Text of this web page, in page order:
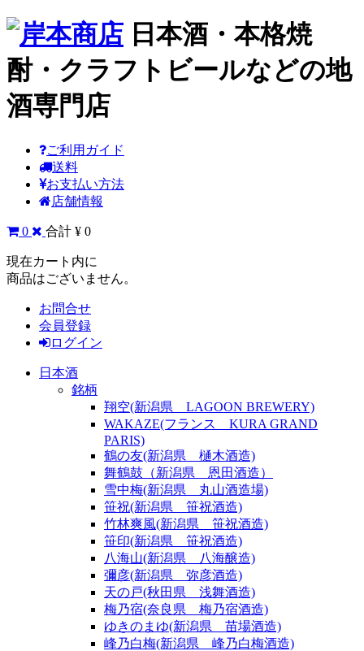
日本酒・本格焼
酎・クラフトビールなどの地
酒専門店
ご利用ガイド
送料
お支払い方法
店舗情報
0 合計 ¥ 0
現在カート内に
商品はございません。
お問合せ
会員登録
ログイン
日本酒
銘柄
翔空(新潟県 LAGOON BREWERY)
WAKAZE(フランス KURA GRAND
PARIS)
鶴の友(新潟県 樋木酒造)
舞鶴鼓（新潟県 恩田酒造）
雪中梅(新潟県 丸山酒造場)
笹祝(新潟県 笹祝酒造)
竹林爽風(新潟県 笹祝酒造)
笹印(新潟県 笹祝酒造)
八海山(新潟県 八海醸造)
彌彦(新潟県 弥彦酒造)
天の戸(秋田県 浅舞酒造)
梅乃宿(奈良県 梅乃宿酒造)
ゆきのまゆ(新潟県 苗場酒造)
峰乃白梅(新潟県 峰乃白梅酒造)